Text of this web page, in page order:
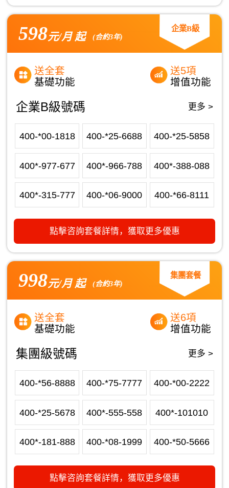
598元/月 起 (合約3年)
企業B級
送全套
基礎功能
送5項
增值功能
企業B級號碼 更多 >
400-*00-1818 400-*25-6688 400-*25-5858
400*-977-677 400*-966-788 400*-388-088
400*-315-777 400-*06-9000 400-*66-8111
點擊咨詢套餐詳情，獲取更多優惠
998元/月 起 (合約3年)
集團套餐
送全套
基礎功能
送6項
增值功能
集團級號碼 更多 >
400-*56-8888 400-*75-7777 400-*00-2222
400-*25-5678 400*-555-558 400*-101010
400*-181-888 400-*08-1999 400-*50-5666
點擊咨詢套餐詳情，獲取更多優惠